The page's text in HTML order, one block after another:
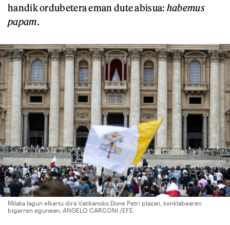
handik ordubetera eman dute abisua: habemus
papam.
Milaka lagun elkartu dira Vatikanoko Done Petri plazan, konklabearen
bigarren egunean. ANGELO CARCONI /EFE